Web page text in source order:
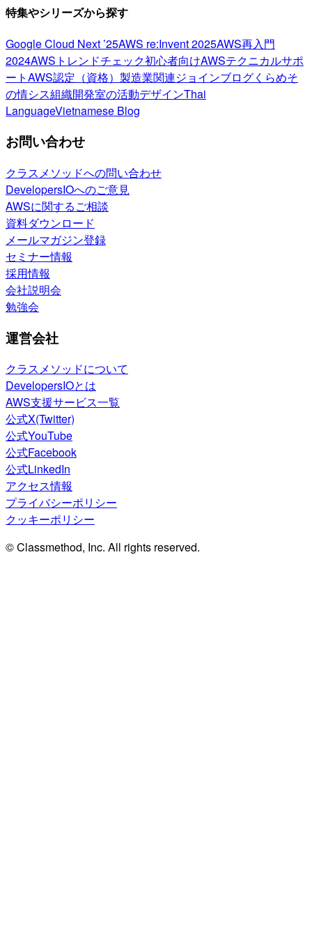
特集やシリーズから探す
Google Cloud Next ’25AWS re:Invent 2025AWS再入門
2024AWSトレンドチェック初心者向けAWSテクニカルサポ
ートAWS認定（資格） 製造業関連ジョインブログくらめそ
の情シス組織開発室の活動デザインThai
LanguageVietnamese Blog
お問い合わせ
クラスメソッドへの問い合わせ
DevelopersIOへのご意見
AWSに関するご相談
資料ダウンロード
メールマガジン登録
セミナー情報
採用情報
会社説明会
勉強会
運営会社
クラスメソッドについて
DevelopersIOとは
AWS支援サービス一覧
公式X(Twitter)
公式YouTube
公式Facebook
公式LinkedIn
アクセス情報
プライバシーポリシー
クッキーポリシー
© Classmethod, Inc. All rights reserved.